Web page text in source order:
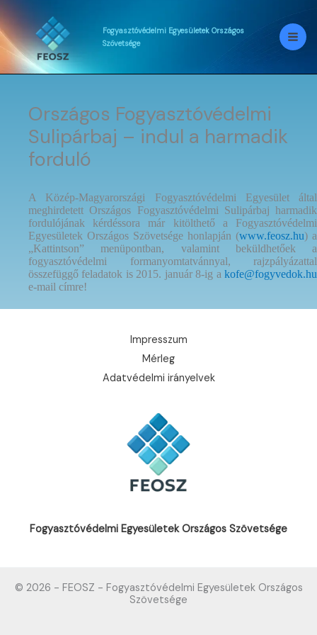
Skip
to
content
Fogyasztóvédelmi Egyesületek Országos
Szövetsége
Országos Fogyasztóvédelmi
Sulipárbaj – indul a harmadik
forduló
A Közép-Magyarországi Fogyasztóvédelmi Egyesület által
meghirdetett Országos Fogyasztóvédelmi Sulipárbaj harmadik
fordulójának kérdéssora már kitölthető a Fogyasztóvédelmi
Egyesületek Országos Szövetsége honlapján (www.feosz.hu) a
„Kattintson” menüpontban, valamint beküldhetőek a
fogyasztóvédelmi formanyomtatvánnyal, rajzpályázattal
összefüggő feladatok is 2015. január 8-ig a kofe@fogyvedok.hu
e-mail címre!
Impresszum
Mérleg
Adatvédelmi irányelvek
Fogyasztóvédelmi Egyesületek Országos Szövetsége
© 2026 - FEOSZ - Fogyasztóvédelmi Egyesületek Országos
Szövetsége